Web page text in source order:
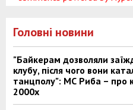
Головні новини
"Байкерам дозволяли
клубу, після чого вони
танцполу": МС Риба – про
2000х